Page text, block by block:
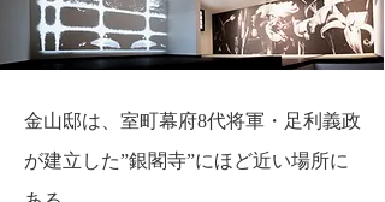
金山邸は、室町幕府8代将軍・足利義政
が建立した”銀閣寺”にほど近い場所に